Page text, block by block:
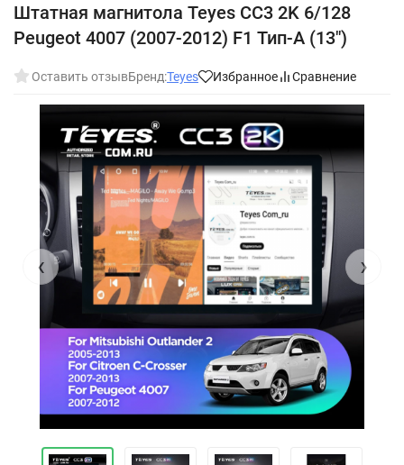
Штатная магнитола Teyes CC3 2K 6/128
Peugeot 4007 (2007-2012) F1 Тип-A (13")
Оставить отзывБренд:Teyes Избранное Сравнение
‹ ›